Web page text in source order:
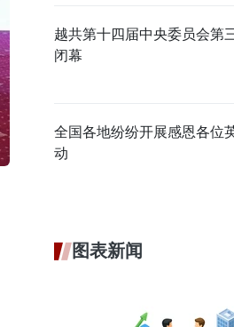
越共第十四届中央委员会第
闭幕
全国各地纷纷开展感恩各位
动
图表新闻